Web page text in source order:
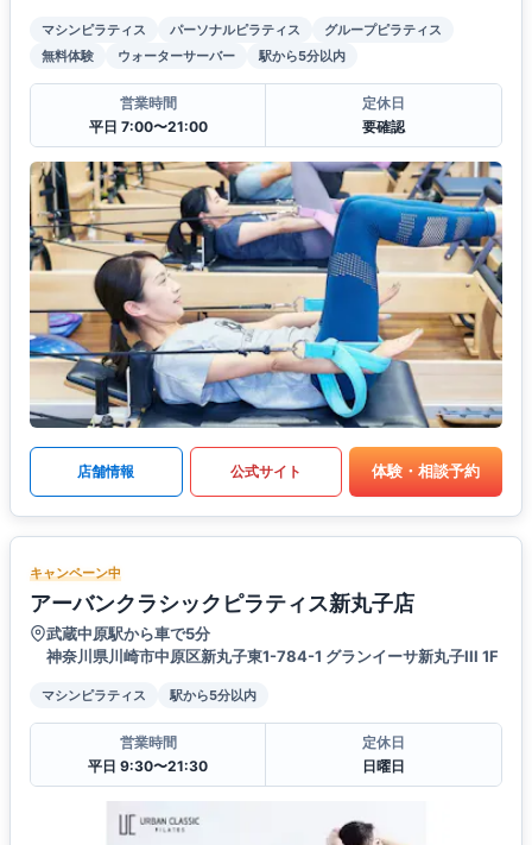
マシンピラティス パーソナルピラティス
グループピラティス
無料体験
ウォーターサーバー 駅から5分以内
営業時間
平日 7:00〜21:00
定休日
要確認
店舗情報 公式サイト 体験・相談予約
キャンペーン中
アーバンクラシックピラティス新丸子店
武蔵中原駅から車で5分
神奈川県川崎市中原区新丸子東1-784-1 グランイーサ新丸子III 1F
マシンピラティス 駅から5分以内
営業時間
平日 9:30〜21:30
定休日
日曜日